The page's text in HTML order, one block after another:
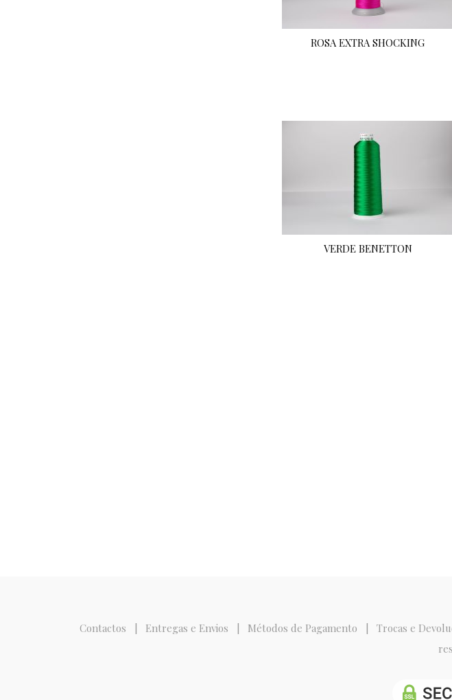
ROSA EXTRA SHOCKING
VERDE BENETTON
Contactos Entregas e Envios Métodos de Pagamento Trocas e